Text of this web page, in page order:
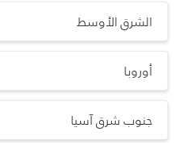
الشرق الأوسط
أوروبا
جنوب شرق آسيا